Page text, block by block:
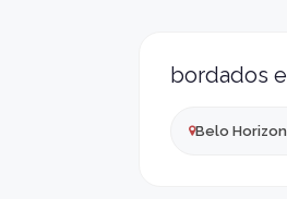
bordados
Belo